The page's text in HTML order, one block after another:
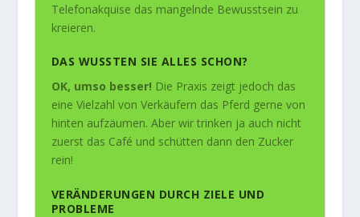
Telefonakquise das mangelnde Bewusstsein zu
kreieren.
DAS WUSSTEN SIE ALLES SCHON?
OK, umso besser! Die Praxis zeigt jedoch das
eine Vielzahl von Verkäufern das Pferd gerne von
hinten aufzäumen. Aber wir trinken ja auch nicht
zuerst das Café und schütten dann den Zucker
rein!
VERÄNDERUNGEN DURCH ZIELE UND
PROBLEME